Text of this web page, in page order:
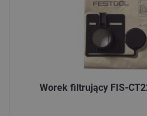
Worek filtrujący FIS-